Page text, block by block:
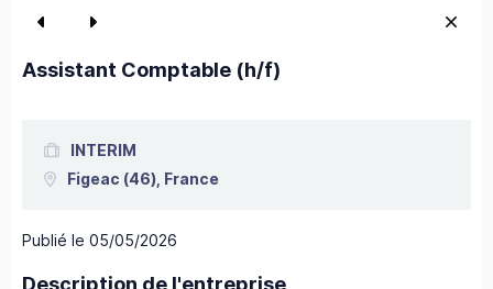
Assistant Comptable (h/f)
INTERIM
Figeac (46), France
Publié le 05/05/2026
Description de l'entreprise